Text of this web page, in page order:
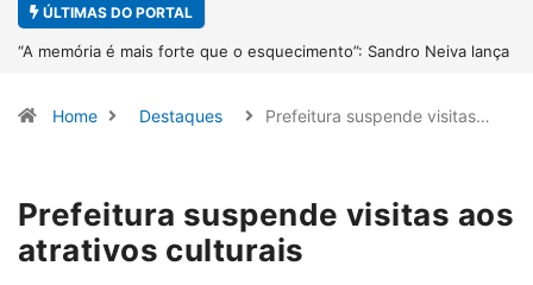
ÚLTIMAS DO PORTAL
Sandro Neiva lança 4º Fliparacatu tem inscrições abertas para o
Home Destaques Prefeitura suspende visitas…
Prefeitura suspende visitas aos
atrativos culturais